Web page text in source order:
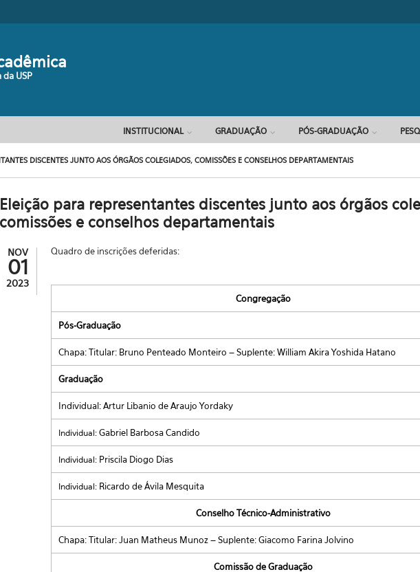
Formulário
USP
INSTITUCIONAL GRADUAÇÃO PÓS-GRADUAÇÃO
DISCENTES JUNTO AOS ÓRGÃOS COLEGIADOS, COMISSÕES E CONSELHOS DEPARTAMENTAIS
Eleição para representantes discentes junto aos órgãos
comissões e conselhos departamentais
NOV
01
2023
Quadro de inscrições deferidas:
Congregação
Pós-Graduação
Chapa: Titular: Bruno Penteado Monteiro – Suplente: William Akira Yoshida Hatano
Graduação
Individual: Artur Libanio de Araujo Yordaky
Individual: Gabriel Barbosa Candido
Individual: Priscila Diogo Dias
Individual: Ricardo de Ávila Mesquita
Conselho Técnico-Administrativo
Chapa: Titular: Juan Matheus Munoz – Suplente: Giacomo Farina Jolvino
Comissão de Graduação